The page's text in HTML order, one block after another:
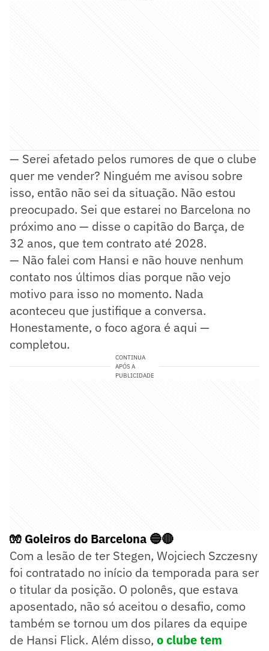
— Serei afetado pelos rumores de que o clube
quer me vender? Ninguém me avisou sobre
isso, então não sei da situação. Não estou
preocupado. Sei que estarei no Barcelona no
próximo ano — disse o capitão do Barça, de
32 anos, que tem contrato até 2028.
— Não falei com Hansi e não houve nenhum
contato nos últimos dias porque não vejo
motivo para isso no momento. Nada
aconteceu que justifique a conversa.
Honestamente, o foco agora é aqui —
completou.
CONTINUA
APÓS A
PUBLICIDADE
🧤 Goleiros do Barcelona 🔵🔴
Com a lesão de ter Stegen, Wojciech Szczesny
foi contratado no início da temporada para ser
o titular da posição. O polonês, que estava
aposentado, não só aceitou o desafio, como
também se tornou um dos pilares da equipe
de Hansi Flick. Além disso, o clube tem